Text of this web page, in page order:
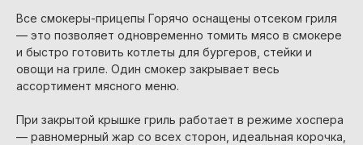
Все смокеры-прицепы Горячо оснащены отсеком гриля
— это позволяет одновременно томить мясо в смокере
и быстро готовить котлеты для бургеров, стейки и
овощи на гриле. Один смокер закрывает весь
ассортимент мясного меню.
При закрытой крышке гриль работает в режиме хоспера
— равномерный жар со всех сторон, идеальная корочка,